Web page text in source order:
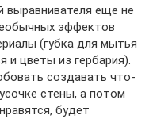
выравнивателя еще не
эффектов
(губка для мытья
и цветы из гербария).
создавать что-
стены, а потом
будет